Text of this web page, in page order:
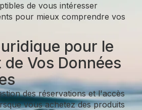
de vous intéresser
pour mieux comprendre vos
pour le
Vos Données
des réservations et l'accès
vous achetez des produits